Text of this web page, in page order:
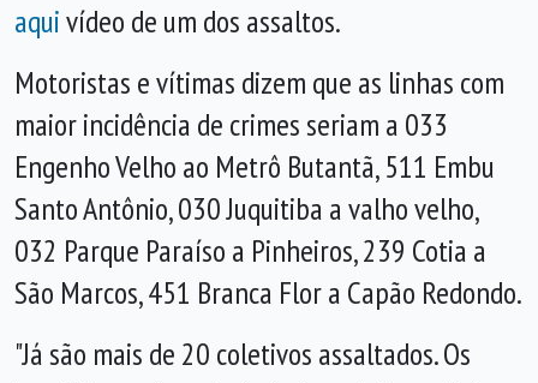
aquivídeo de um dos assaltos.
Motoristas e vítimas dizem que as linhas com
maior incidência de crimes seriam a 033
Engenho Velho ao Metrô Butantã, 511 Embu
Santo Antônio, 030 Juquitiba a valho velho,
032 Parque Paraíso a Pinheiros, 239 Cotia a
São Marcos, 451 Branca Flor a Capão Redondo.
"Já são mais de 20 coletivos assaltados. Os